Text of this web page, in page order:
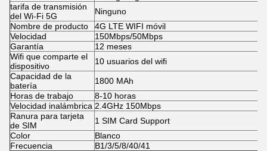
tarifa de transmisión
del Wi-Fi 5G
Ninguno
Nombre de producto
4G LTE WIFI móvil
Velocidad
150Mbps/50Mbps
Garantía
12 meses
Wifi que comparte el
dispositivo
10 usuarios del wifi
Capacidad de la
batería
1800 MAh
Horas de trabajo
8-10 horas
Velocidad inalámbrica 2.4GHz 150Mbps
Ranura para tarjeta
de SIM
1 SIM Card Support
Color
Blanco
Frecuencia
B1/3/5/8/40/41